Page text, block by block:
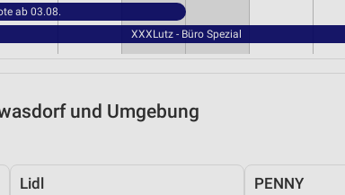
ab 03.08.
XXXLutz - Büro Spezial
und Umgebung
Lidl PENNY